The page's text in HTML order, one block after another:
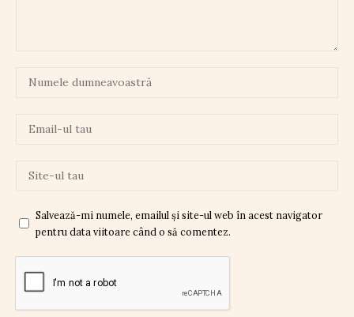
Salvează-mi numele, emailul și site-ul web în acest navigator
pentru data viitoare când o să comentez.